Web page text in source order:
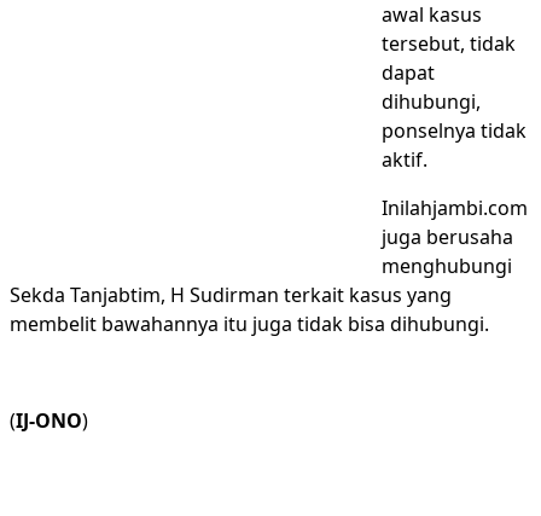
awal kasus
tersebut, tidak
dapat
dihubungi,
ponselnya tidak
aktif.
Inilahjambi.com
juga berusaha
menghubungi
Sekda Tanjabtim, H Sudirman terkait kasus yang
membelit bawahannya itu juga tidak bisa dihubungi.
(IJ-ONO)